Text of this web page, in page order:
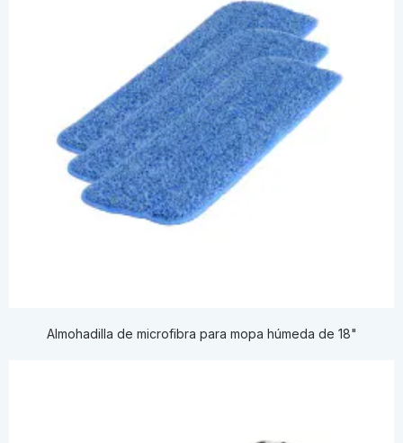
Almohadilla de microfibra para mopa húmeda de 18"